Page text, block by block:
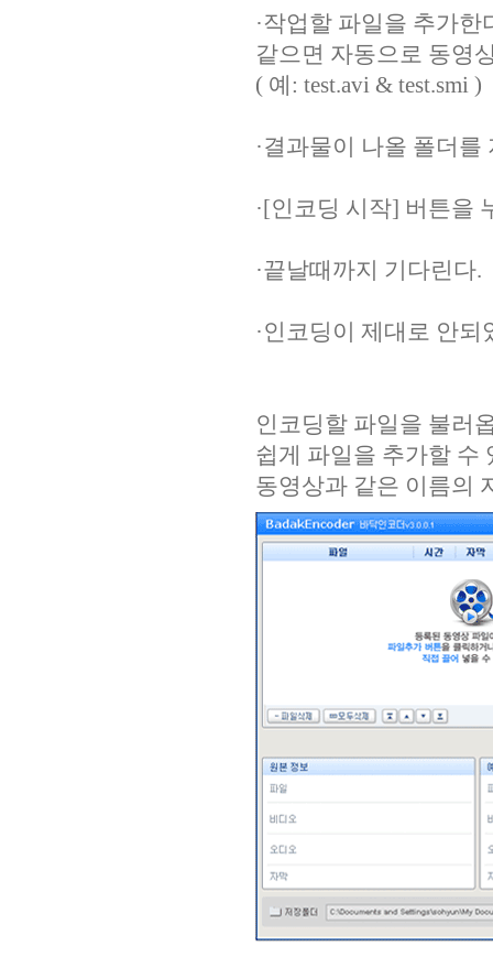
·작업할 파일을 추가
같으면 자동으로 동영
( 예: test.avi & test.smi )
·결과물이 나올 폴더를
·[인코딩 시작] 버튼을
·끝날때까지 기다린다.
·인코딩이 제대로 안
인코딩할 파일을 불러
쉽게 파일을 추가할 수
동영상과 같은 이름의